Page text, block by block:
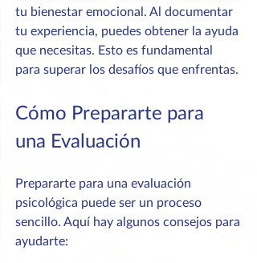
tu bienestar emocional. Al documentar
tu experiencia, puedes obtener la ayuda
que necesitas. Esto es fundamental
para superar los desafíos que enfrentas.
Cómo Prepararte para
una Evaluación
Prepararte para una evaluación
psicológica puede ser un proceso
sencillo. Aquí hay algunos consejos para
ayudarte: